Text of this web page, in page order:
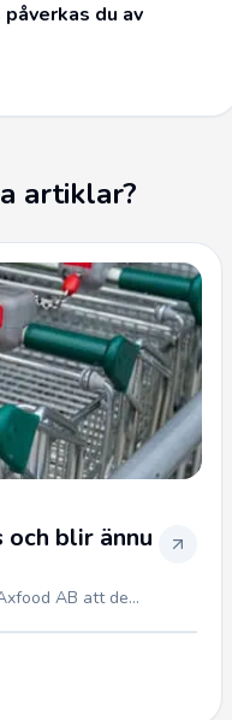
du av
artiklar?
blir ännu
AB att de...